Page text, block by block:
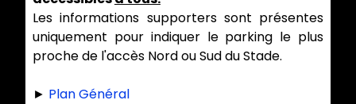
Les informations supporters sont présentes
uniquement pour indiquer le parking le plus
proche de l'accès Nord ou Sud du Stade.
► Plan Général